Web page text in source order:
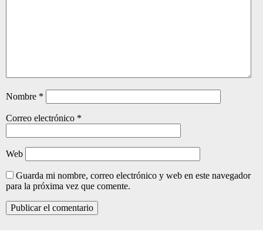
Nombre *
Correo electrónico *
Web
Guarda mi nombre, correo electrónico y web en este navegador
para la próxima vez que comente.